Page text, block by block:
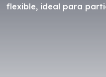
flexible, ideal para